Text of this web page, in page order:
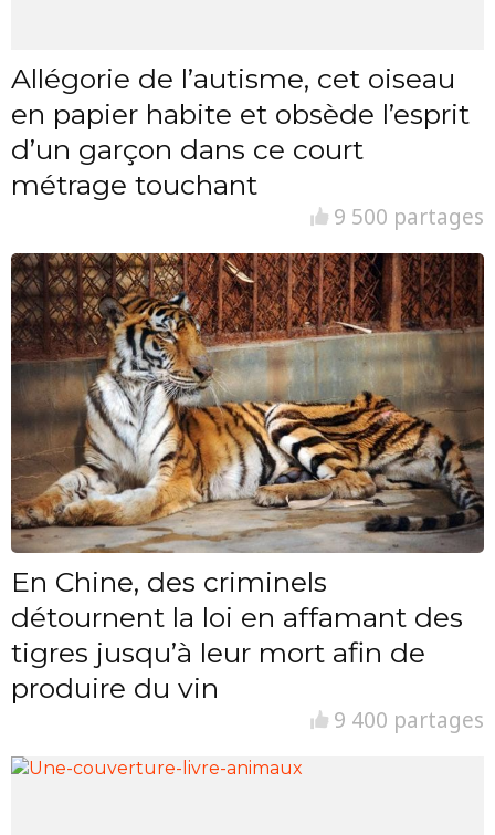
Allégorie de l’autisme, cet oiseau
en papier habite et obsède l’esprit
d’un garçon dans ce court
métrage touchant
9 500 partages
En Chine, des criminels
détournent la loi en affamant des
tigres jusqu’à leur mort afin de
produire du vin
9 400 partages